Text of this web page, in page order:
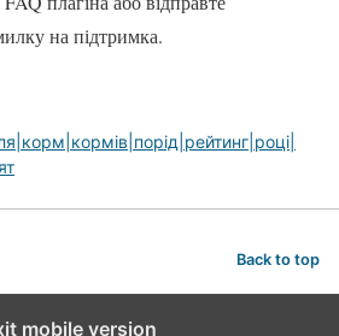
на підтримка.
Back to top
mobile version